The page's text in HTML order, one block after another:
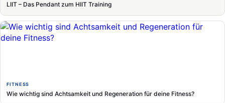
LIIT – Das Pendant zum HIIT Training
FITNESS
Wie wichtig sind Achtsamkeit und Regeneration für deine Fitness?